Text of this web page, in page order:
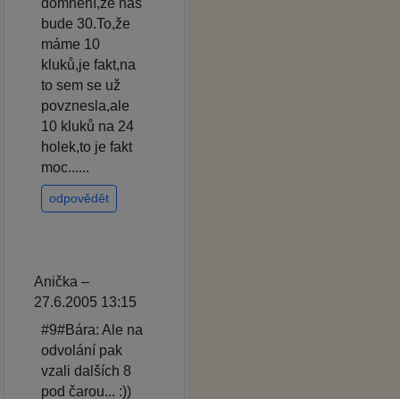
domnění,že nás
bude 30.To,že
máme 10
kluků,je fakt,na
to sem se už
povznesla,ale
10 kluků na 24
holek,to je fakt
moc......
odpovědět
Anička –
27.6.2005 13:15
#9#Bára: Ale na
odvolání pak
vzali dalších 8
pod čarou... :))